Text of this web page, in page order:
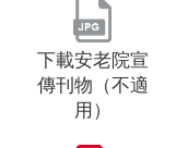
下載安老院宣
傳刊物（不適
用）